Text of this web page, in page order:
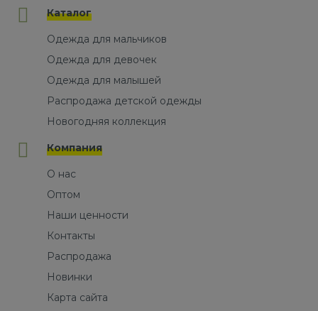
Каталог
Одежда для мальчиков
Одежда для девочек
Одежда для малышей
Распродажа детской одежды
Новогодняя коллекция
Компания
О нас
Оптом
Наши ценности
Контакты
Распродажа
Новинки
Карта сайта